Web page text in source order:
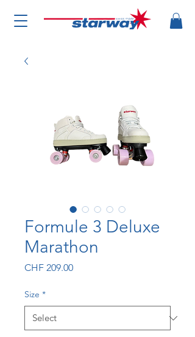
Formule 3 Deluxe
Marathon
CHF 209.00Price
Size *